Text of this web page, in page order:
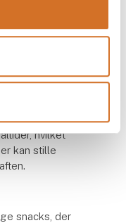
snack-kultur vil
på globalt
portioner i løbet
hvilket
kan stille
snacks, der